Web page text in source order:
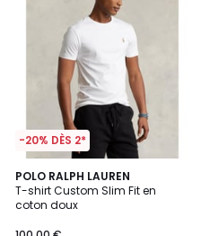
-20% DÈS 2*
POLO RALPH LAUREN
T-shirt Custom Slim Fit en
coton doux
4,5
/ 5
6
Couleurs